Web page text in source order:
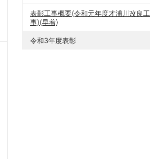
表彰工事概要(令和元年度才浦川改良工
事)(早着)
令和3年度表彰